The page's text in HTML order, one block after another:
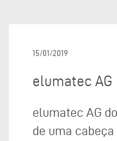
15/01/2019
elumatec AG
elumatec AG
de uma cabeça